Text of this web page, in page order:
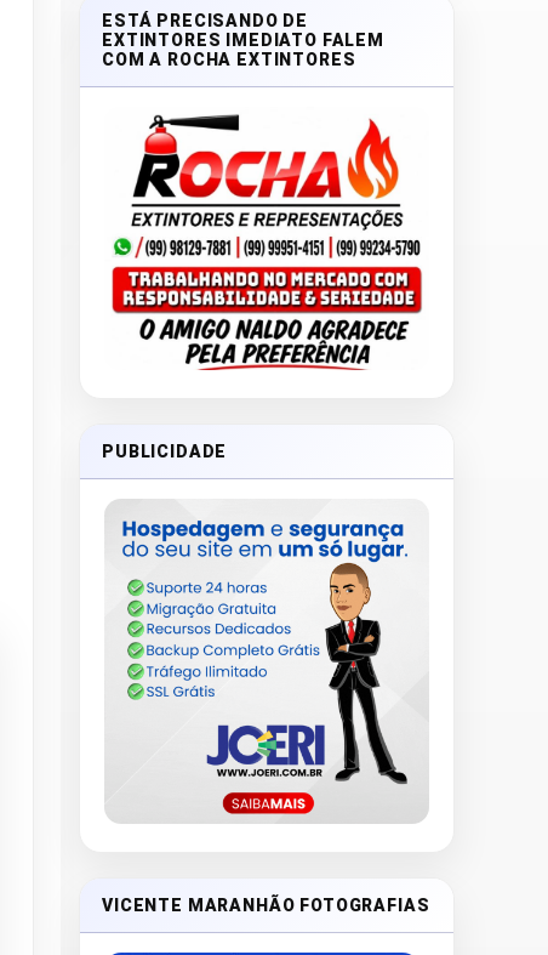
ESTÁ PRECISANDO DE
EXTINTORES IMEDIATO FALEM
COM A ROCHA EXTINTORES
PUBLICIDADE
VICENTE MARANHÃO FOTOGRAFIAS